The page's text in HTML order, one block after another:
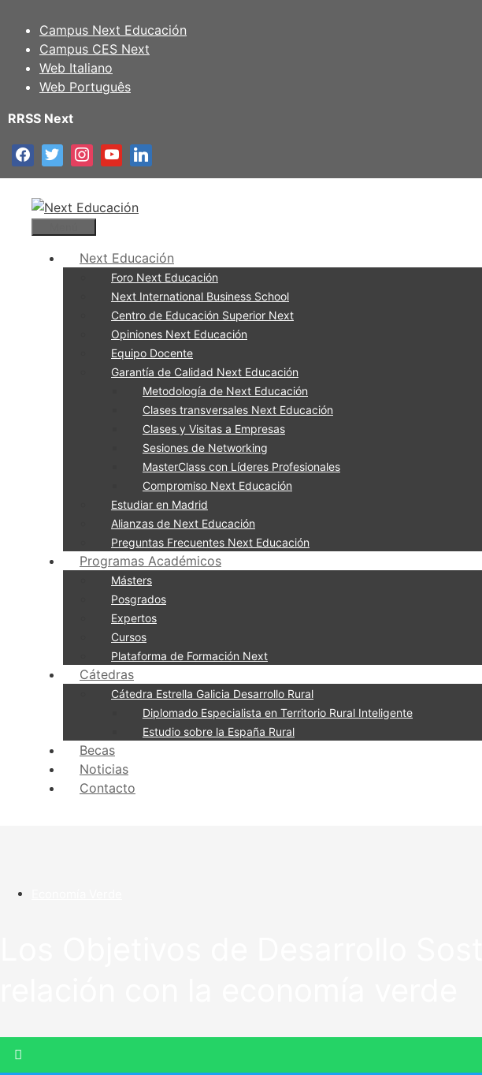
contenido
Campus Next Educación
Campus CES Next
Web Italiano
Web Português
RRSS Next
Next Educación
Foro Next Educación
Next International Business School
Centro de Educación Superior Next
Opiniones Next Educación
Equipo Docente
Garantía de Calidad Next Educación
Metodología de Next Educación
Clases transversales Next Educación
Clases y Visitas a Empresas
Sesiones de Networking
MasterClass con Líderes Profesionales
Compromiso Next Educación
Estudiar en Madrid
Alianzas de Next Educación
Preguntas Frecuentes Next Educación
Programas Académicos
Másters
Posgrados
Expertos
Cursos
Plataforma de Formación Next
Cátedras
Cátedra Estrella Galicia Desarrollo Rural
Diplomado Especialista en Territorio Rural Inteligente
Estudio sobre la España Rural
Becas
Noticias
Contacto